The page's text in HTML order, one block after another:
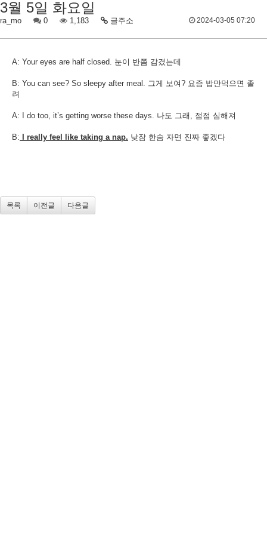
3월 5일 화요일
ra_mo 0 1,183 글주소 2024-03-05 07:20
A: Your eyes are half closed. 눈이 반쯤 감겼는데
B: You can see? So sleepy after meal. 그게 보여? 요즘 밥만먹으면 졸
려
A: I do too, it’s getting worse these days. 나도 그래, 점점 심해져
B: I really feel like taking a nap. 낮잠 한숨 자면 진짜 좋겠다​
목록 이전글 다음글